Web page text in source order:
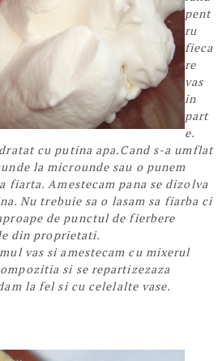
pent
ru
fieca
re
vas
in
part
e.
cu putina apa.Cand s-a umflat
la microunde sau o punem
fiarta. Amestecam pana se dizolva
Nu trebuie sa o lasam sa fiarba ci
de punctul de fierbere
din proprietati.
vas si amestecam cu mixerul
si se repartizezaza
la fel si cu celelalte vase.